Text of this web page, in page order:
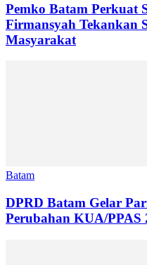
Pemko Batam Perkuat
Firmansyah Tekankan
Masyarakat
Batam
DPRD Batam Gelar
Perubahan KUA/PPAS